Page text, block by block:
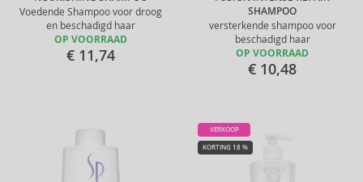
Voedende Shampoo voor droog
en beschadigd haar
OP VOORRAAD
€ 11,74
SHAMPOO
versterkende shampoo voor
beschadigd haar
OP VOORRAAD
€ 10,48
VERKOOP
KORTING 18 %